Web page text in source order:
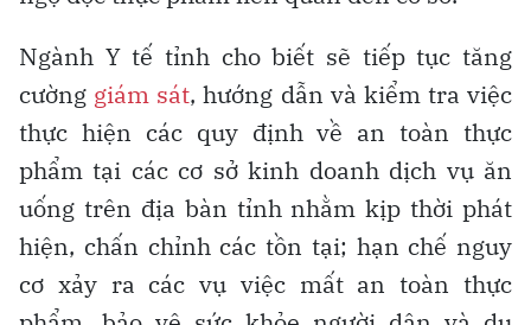
Ngành Y tế tỉnh cho biết sẽ tiếp tục tăng
cường giám sát, hướng dẫn và kiểm tra việc
thực hiện các quy định về an toàn thực
phẩm tại các cơ sở kinh doanh dịch vụ ăn
uống trên địa bàn tỉnh nhằm kịp thời phát
hiện, chấn chỉnh các tồn tại; hạn chế nguy
cơ xảy ra các vụ việc mất an toàn thực